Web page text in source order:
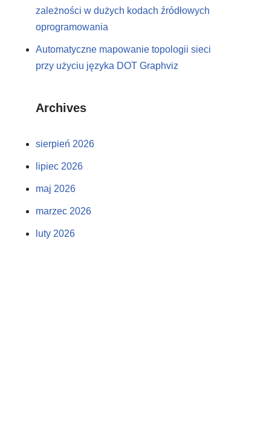
zależności w dużych kodach źródłowych
oprogramowania
Automatyczne mapowanie topologii sieci
przy użyciu języka DOT Graphviz
Archives
sierpień 2026
lipiec 2026
maj 2026
marzec 2026
luty 2026